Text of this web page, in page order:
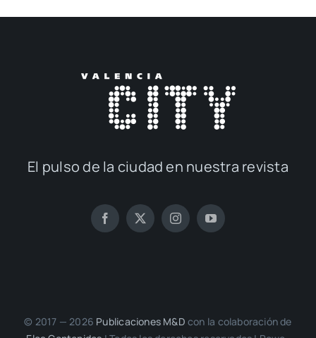
El pul­so de la ciu­dad en nues­tra revis­ta
© 2017 — 2026 Publi­ca­cio­nes M&D con la cola­bo­ra­ción de